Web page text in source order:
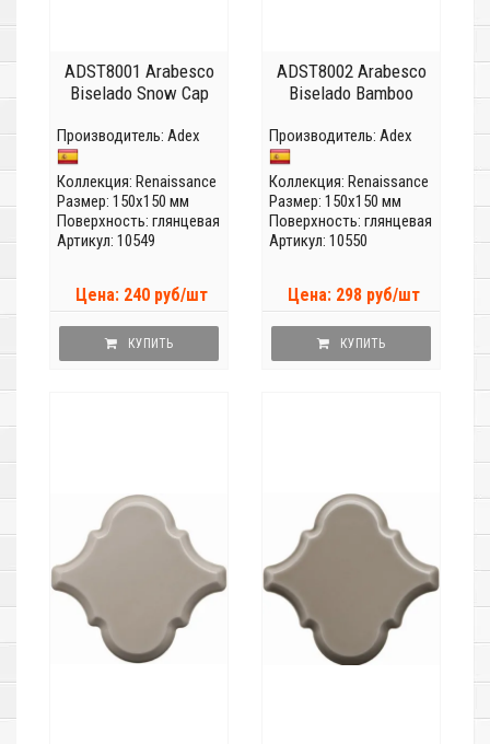
ADST8001 Arabesco
Biselado Snow Cap
Производитель: Adex
Коллекция: Renaissance
Размер: 150x150 мм
Поверхность: глянцевая
Артикул: 10549
Цена: 240 руб/шт
КУПИТЬ
ADST8002 Arabesco
Biselado Bamboo
Производитель: Adex
Коллекция: Renaissance
Размер: 150x150 мм
Поверхность: глянцевая
Артикул: 10550
Цена: 298 руб/шт
КУПИТЬ